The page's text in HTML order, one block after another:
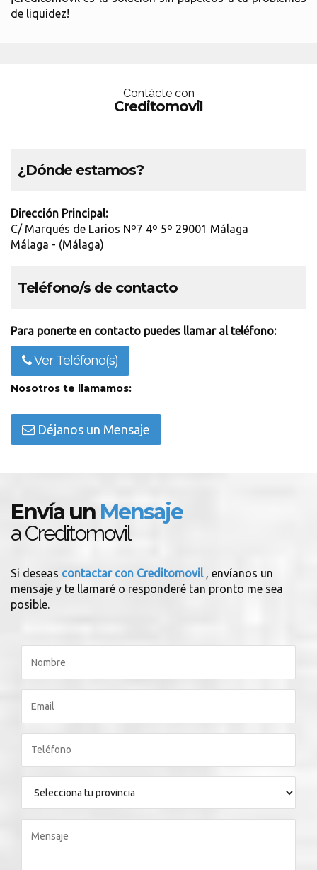
de liquidez!
Contácte con
Creditomovil
¿Dónde estamos?
Dirección Principal:
C/ Marqués de Larios Nº7 4º 5º 29001 Málaga
Málaga - (Málaga)
Teléfono/s de contacto
Para ponerte en contacto puedes llamar al teléfono:
Ver Teléfono(s)
Nosotros te llamamos:
Déjanos un Mensaje
Envía un Mensaje
a Creditomovil
Si deseas contactar con Creditomovil , envíanos un
mensaje y te llamaré o responderé tan pronto me sea
posible.